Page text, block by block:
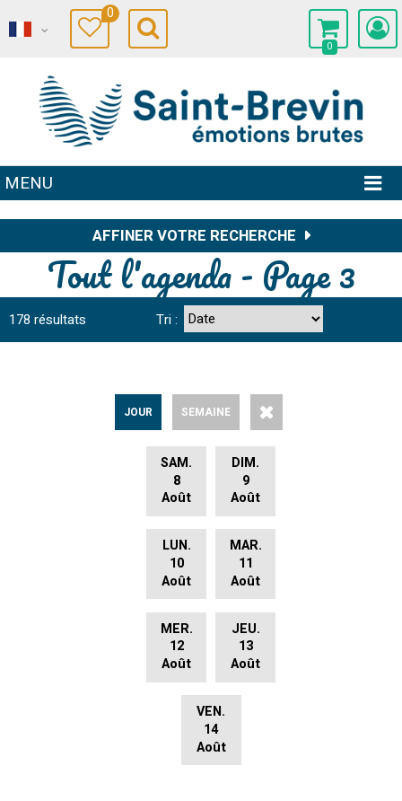
0
0
MENU
AFFINER VOTRE RECHERCHE
Tout l'agenda - Page 3
178 résultats Tri :
JOUR SEMAINE
SAM.
8
Août
DIM.
9
Août
LUN.
10
Août
MAR.
11
Août
MER.
12
Août
JEU.
13
Août
VEN.
14
Août